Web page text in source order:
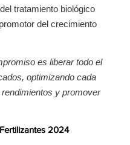
tratamiento biológico
del crecimiento
es liberar todo el
optimizando cada
y promover
2024